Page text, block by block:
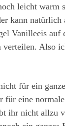
leicht warm
kann natürlich
Vanilleeis auf
verteilen. Also
für ein
für eine
ihr nicht allzu